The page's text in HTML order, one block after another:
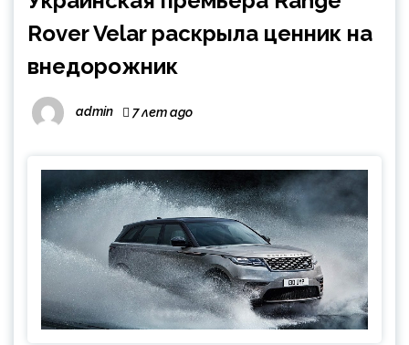
Rover Velar раскрыла ценник на
внедорожник
admin 7 лет ago